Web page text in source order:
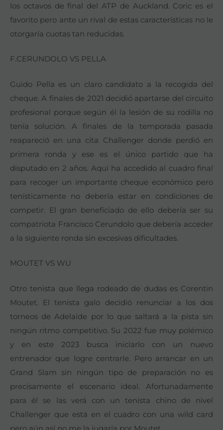
los octavos de final del ATP de Auckland. Coric es el
favorito pero ante un rival de estas características no le
otorgaría cuotas tan reducidas.
F.CERUNDOLO VS PELLA
Guido Pella es un claro candidato a la recogida del
cheque. A finales de 2021 decidió apartarse del circuito
profesional porque según él la lesión de su rodilla no
tenía solución. A finales de la temporada pasada
reapareció en una cita Challenger donde perdió en
primera ronda y ese es el único partido que ha
disputado en 2 años. Aquí ha accedido al cuadro final
para recoger un importante cheque económico pero
tenísticamente no debería estar en condiciones de
competir. El gran beneficiado de ello debería ser su
compatriota Francisco Cerundolo que debería acceder
a la siguiente ronda sin excesivas dificultades.
MOUTET VS WU
Otro tenista que llega rodeado de dudas es Corentin
Moutet. El tenista galo decidió renunciar a los dos
torneos de Adelaide por lo que saltará a la pista sin
ningún ritmo competitivo. Su 2022 fue muy polémico
y en este 2023 busca iniciarlo con un nuevo
entrenador que logre centrarle. Pero arrancar en un
Grand Slam sin ningún tipo de preparación no es
precisamente el escenario ideal. Afortunadamente
para él se las verá con un tenista chino de nivel
Challenger que está en el cuadro con una wild card